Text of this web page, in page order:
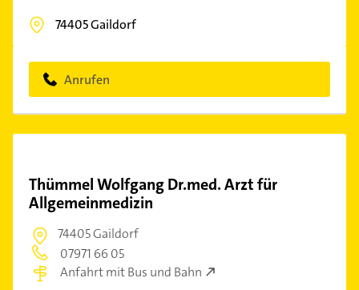
74405Gaildorf
Anrufen
Thümmel Wolfgang Dr.med. Arzt für
Allgemeinmedizin
74405 Gaildorf
07971 66 05
Anfahrt mit Bus und Bahn